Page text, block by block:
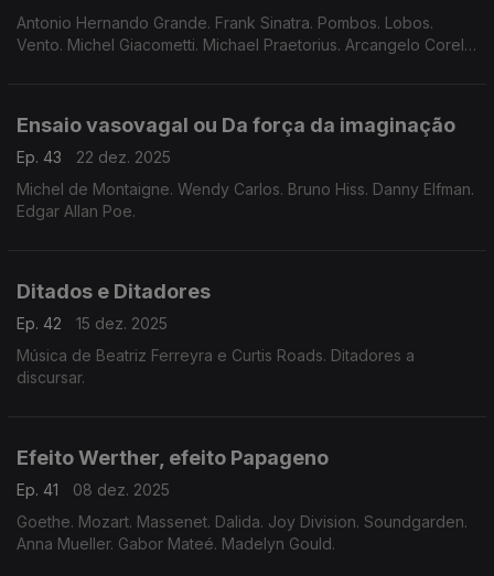
Antonio Hernando Grande. Frank Sinatra. Pombos. Lobos.
Vento. Michel Giacometti. Michael Praetorius. Arcangelo Corelli.
Ensaio vasovagal ou Da força da imaginação
Ep. 43
22 dez. 2025
Michel de Montaigne. Wendy Carlos. Bruno Hiss. Danny Elfman.
Edgar Allan Poe.
Ditados e Ditadores
Ep. 42
15 dez. 2025
Música de Beatriz Ferreyra e Curtis Roads. Ditadores a
discursar.
Efeito Werther, efeito Papageno
Ep. 41
08 dez. 2025
Goethe. Mozart. Massenet. Dalida. Joy Division. Soundgarden.
Anna Mueller. Gabor Mateé. Madelyn Gould.